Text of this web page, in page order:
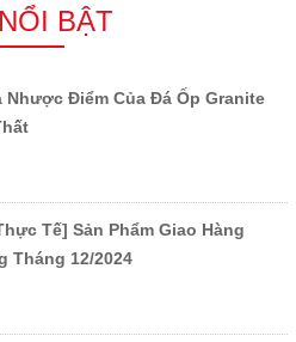
BẬT
Nhược Điểm Của Đá Ốp Granite
Tế] Sản Phẩm Giao Hàng
Tháng 12/2024